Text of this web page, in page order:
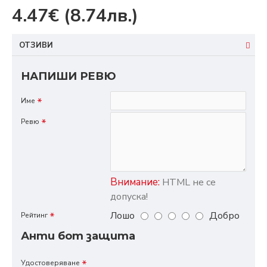
4.47€ (8.74лв.)
ОТЗИВИ
НАПИШИ РЕВЮ
Име
Ревю
Внимание: HTML не се
допуска!
Рейтинг Лошо
Добро
Анти бот защита
Удостоверяване